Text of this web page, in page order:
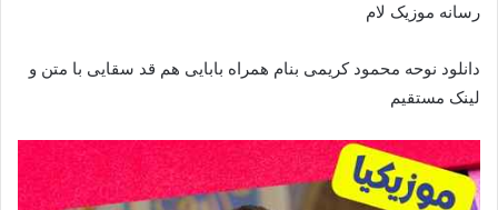
رسانه موزیک لام
دانلود نوحه محمود کریمی بنام همراه بابایی هم قد سقایی با متن و
لینک مستقیم